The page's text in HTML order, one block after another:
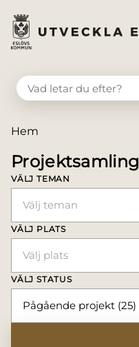
till innehåll
huvudmeny
VAD LETAR DU EFTER?
Du är här:
Hem
Projektsamling
VÄLJ TEMAN
Välj teman
VÄLJ PLATS
Välj plats
VÄLJ STATUS
Pågående projekt (25)